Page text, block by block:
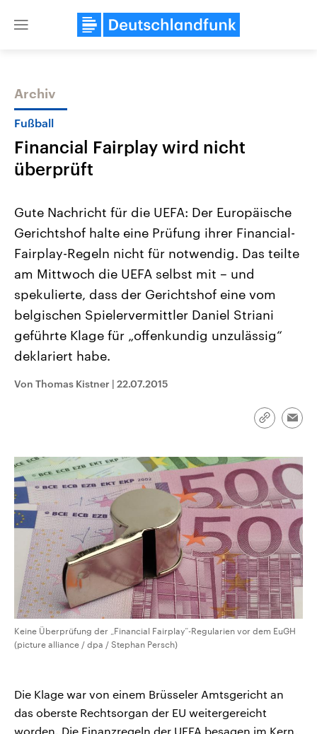
Close
Themen
Landtagswahl Sachsen-Anhalt
2026
Alle Informationen
Sachsen-Anhalt wählt am 6.
September 2026 einen neuen
Landtag. Seit 2021 wird das
Bundesland von einer Koalition aus
CDU, SPD und FDP regiert.-
Umfragen, Prognosen,
Wahlprogramme, aktuelle Berichte
und Hintergründe zu den Parteien
Wahl.
Aktuelle Beiträge,
Hintergründe
Wirtschaftlich und
gehören die Vereinigten
den mächtigsten Ländern
mit großem Einfluss auf
Sendungen Programm
Archiv
Fußball
Financial Fairplay wird nicht
überprüft
Gute Nachricht für die UEFA: Der Europäische
Gerichtshof halte eine Prüfung ihrer Financial-
Fairplay-Regeln nicht für notwendig. Das teilte
am Mittwoch die UEFA selbst mit – und
spekulierte, dass der Gerichtshof eine vom
belgischen Spielervermittler Daniel Striani
geführte Klage für „offenkundig unzulässig“
deklariert habe.
Von Thomas Kistner | 22.07.2015
Link
Keine Überprüfung der „Financial Fairplay“-Regularien vor dem EuGH
(picture alliance / dpa / Stephan Persch)
Die Klage war von einem Brüsseler Amtsgericht an
das oberste Rechtsorgan der EU weitergereicht
worden. Die Finanzregeln der UEFA besagen im Kern,